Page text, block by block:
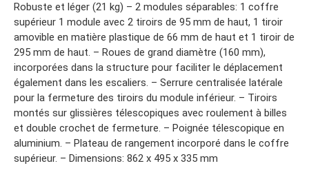
Robuste et léger (21 kg) – 2 modules séparables: 1 coffre
supérieur 1 module avec 2 tiroirs de 95 mm de haut, 1 tiroir
amovible en matière plastique de 66 mm de haut et 1 tiroir de
295 mm de haut. – Roues de grand diamètre (160 mm),
incorporées dans la structure pour faciliter le déplacement
également dans les escaliers. – Serrure centralisée latérale
pour la fermeture des tiroirs du module inférieur. – Tiroirs
montés sur glissières télescopiques avec roulement à billes
et double crochet de fermeture. – Poignée télescopique en
aluminium. – Plateau de rangement incorporé dans le coffre
supérieur. – Dimensions: 862 x 495 x 335 mm